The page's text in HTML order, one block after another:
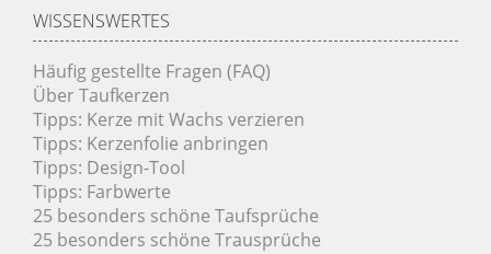
WISSENSWERTES
Häufig gestellte Fragen (FAQ)
Über Taufkerzen
Tipps: Kerze mit Wachs verzieren
Tipps: Kerzenfolie anbringen
Tipps: Design-Tool
Tipps: Farbwerte
25 besonders schöne Taufsprüche
25 besonders schöne Trausprüche